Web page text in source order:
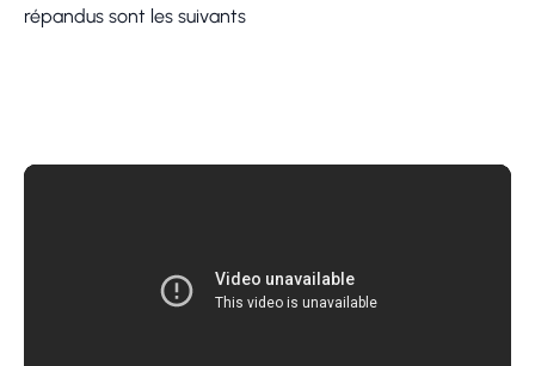
répandus sont les suivants